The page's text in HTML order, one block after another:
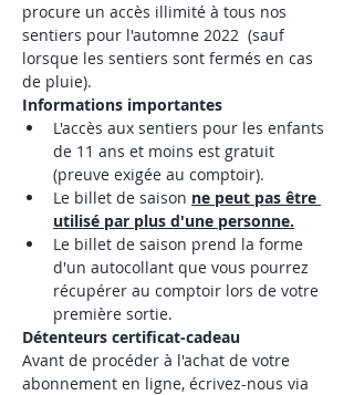
procure un accès illimité à tous nos
sentiers pour l'automne 2022  (sauf
lorsque les sentiers sont fermés en cas
de pluie).
Informations importantes
L'accès aux sentiers pour les enfants
de 11 ans et moins est gratuit
(preuve exigée au comptoir).
Le billet de saison ne peut pas être
utilisé par plus d'une personne.
Le billet de saison prend la forme
d'un autocollant que vous pourrez
récupérer au comptoir lors de votre
première sortie.
Détenteurs certificat-cadeau
Avant de procéder à l'achat de votre
abonnement en ligne, écrivez-nous via